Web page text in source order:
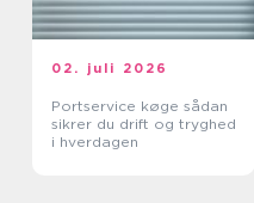
02. juli 2026
Portservice køge sådan
sikrer du drift og tryghed
i hverdagen